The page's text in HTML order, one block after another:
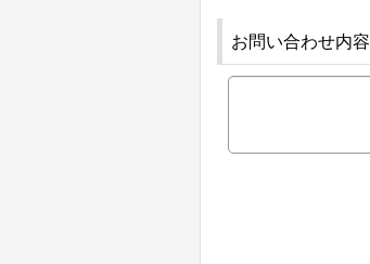
お問い合わせ内容